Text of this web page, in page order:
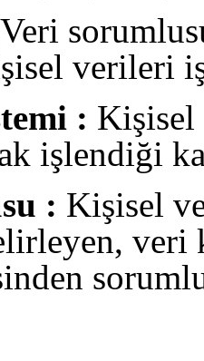
Veri
verileri
:
işlendiği
: Kişisel